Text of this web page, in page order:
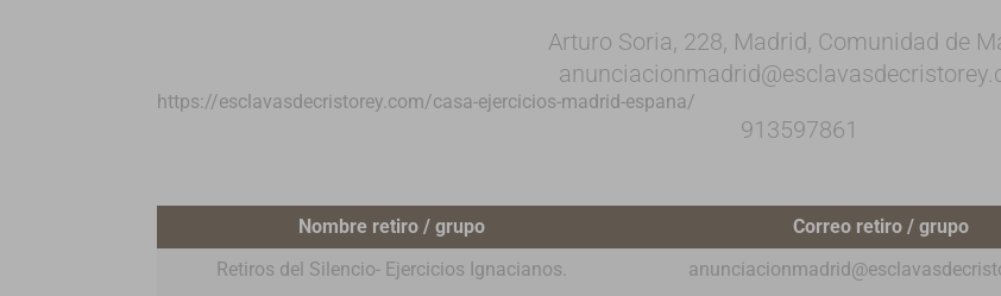
Arturo Soria, 228, Madrid, Comunidad de
https://esclavasdecristorey.com/casa-ejercicios-madrid-espana/
913597861
Nombre retiro / grupo Correo retiro / grupo
Retiros del Silencio- Ejercicios Ignacianos.